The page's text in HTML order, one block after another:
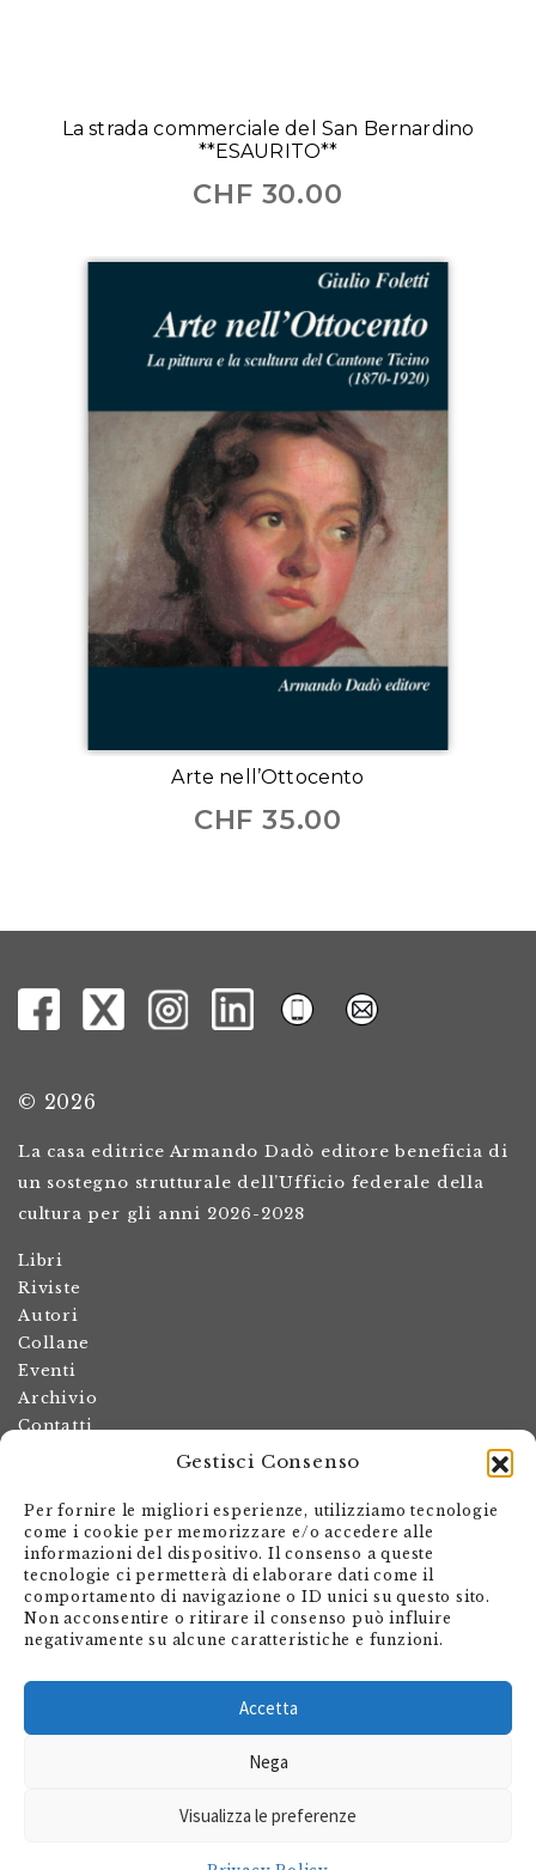
Gestisci Consenso
Per fornire le migliori esperienze, utilizziamo tecnologie
come i cookie per memorizzare e/o accedere alle
informazioni del dispositivo. Il consenso a queste
tecnologie ci permetterà di elaborare dati come il
comportamento di navigazione o ID unici su questo sito.
Non acconsentire o ritirare il consenso può influire
negativamente su alcune caratteristiche e funzioni.
Accetta
Nega
Visualizza le preferenze
La strada commerciale del San Bernardino
**ESAURITO**
CHF 30.00
Arte nell’Ottocento
CHF 35.00
© 2026
La casa editrice Armando Dadò editore beneficia di
un sostegno strutturale dell’Ufficio federale della
cultura per gli anni 2026-2028
Libri
Riviste
Autori
Collane
Eventi
Archivio
Contatti
Termini e condizioni
Spese di spedizione
Politica dei resi
Informativa sulla privacy
Il mio account
Carrello
Via Giovanni Antonio Orelli 29
Casella postale 563